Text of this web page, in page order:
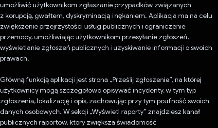
umożliwić użytkownikom zgłaszanie przypadków związanych
z korupcją, gwałtem, dyskryminacją i nękaniem. Aplikacja ma na celu
zwiększenie przejrzystości usług publicznych i ograniczenie
przemocy, umożliwiając użytkownikom przesyłanie zgłoszeń,
wyświetlanie zgłoszeń publicznych i uzyskiwanie informacji o swoich
prawach.
Główną funkcją aplikacji jest strona „Prześlij zgłoszenie”, na której
użytkownicy mogą szczegółowo opisywać incydenty, w tym typ
zgłoszenia, lokalizację i opis, zachowując przy tym poufność swoich
danych osobowych. W sekcji „Wyświetl raporty” znajdziesz kanał
publicznych raportów, który zwiększa świadomość